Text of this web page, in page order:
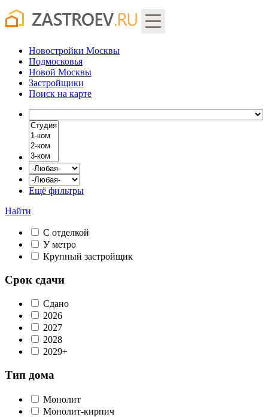
Новостройки Москвы
Подмосковья
Новой Москвы
Застройщики
Поиск на карте
Ещё фильтры
Найти
С отделкой
У метро
Крупный застройщик
Срок сдачи
Сдано
2026
2027
2028
2029+
Тип дома
Монолит
Монолит-кирпич